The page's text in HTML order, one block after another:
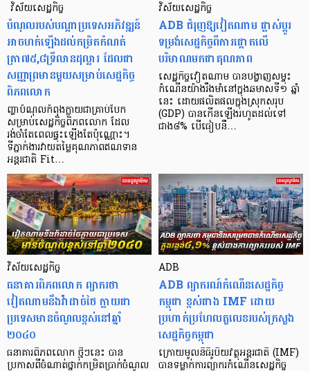
​​​​​​​​​​​​​​​​​​​​​​​​​​​​ វិស័យសេដ្ឋកិច្ច
បំណុលរបស់បណ្ដាប្រទេសអភិវឌ្ឍន៍
អាចហក់ឡើងដល់កម្រិតកំណត់
ត្រា៧៥,៨ទ្រីលានដុល្លារ ដែលជា
សញ្ញាព្រមានមួយសម្រាប់សេដ្ឋកិច្ច
ពិភពលោក
ញ្ហាបំណុល​កំពុងក្លាយជាគ្រាប់បែក
សម្រាប់សេដ្ឋកិច្ចពិភពលោក ដែល
រង់ចាំតែពេលផ្ទុះឡើងតែប៉ុណ្ណោះ។
ទីភ្នាក់​ងារ​វាយតម្លៃគុណភាពឥណទាន
អន្តរជាតិ Fit…
វិស័យសេដ្ឋកិច្ច
​​​​​ADB ជំរុញឱ្យវៀតណាម ផ្លាស់ប្តូរ
ទម្រង់សេដ្ឋកិច្ចពីការផ្តោតលើ
បរិមាណមកជាគុណភាព
សេដ្ឋកិច្ចវៀតណាម បានបង្ហាញសម្ទុះ
កំណើនយ៉ាងរឹងមាំនៅក្នុងឆមាសទី១ ឆ្នាំ
នេះ ដោយផលិតផលក្នុងស្រុកសរុប
(GDP) បានកើនឡើងរហូតដល់ទៅ
ជាង៨% បើធៀបនឹ…
វិស័យសេដ្ឋកិច្ច
​​ធនាគារពិភព​លោក ព្យាករថា
វៀតណាមនឹងវ៉ាដាច់ថៃ ក្លាយជា
ប្រទេសមានចំណូលខ្ពស់នៅឆ្នាំ
២០៤០
ធនាគារពិភពលោក ថ្មីៗនេះ បាន
ប្រកាសពីចំណាត់ថ្នាក់កម្រិតប្រាក់ចំណូល
ADB
ADB ព្យាករណ៍កំណើនសេដ្ឋកិច្ច
កម្ពុជា ខ្ពស់ជាង IMF ដោយ
ប្រហាក់ប្រហែល​តួ​លេខរបស់ក្រសួង
សេដ្ឋកិច្ចកម្ពុជា
ក្រោយមូលនិធិរូបិយវត្ថុអន្តរជាតិ (IMF)
បានទម្លាក់ការព្យាករកំណើនសេដ្ឋកិច្ច